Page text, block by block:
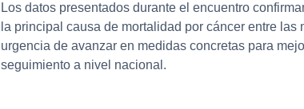
Los datos presentados durante el encuentro
la principal causa de mortalidad por cáncer entre
urgencia de avanzar en medidas concretas para
seguimiento a nivel nacional.